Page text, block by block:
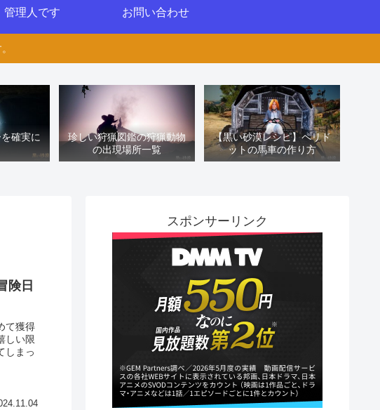
管理人です お問い合わせ
確実に
珍しい狩猟図鑑の狩猟動物
の出現場所一覧
【黒い砂漠レシピ】ペリド
ットの馬車の作り方
険日
て獲得
しい限
しまっ
スポンサーリンク